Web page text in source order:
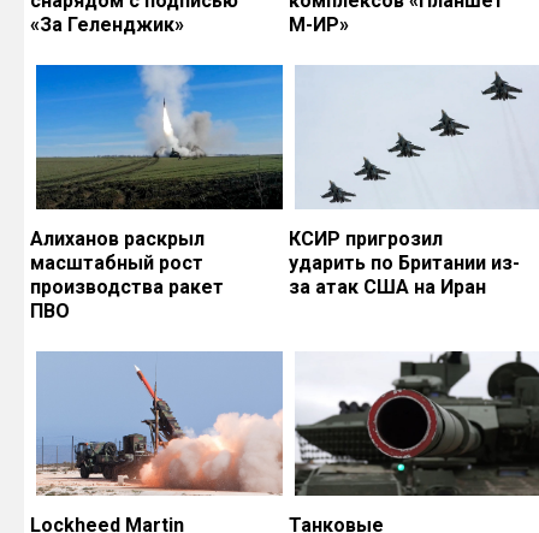
«За Геленджик»
М-ИР»
Алиханов раскрыл
масштабный рост
производства ракет
ПВО
КСИР пригрозил
ударить по Британии из-
за атак США на Иран
Lockheed Martin
Танковые